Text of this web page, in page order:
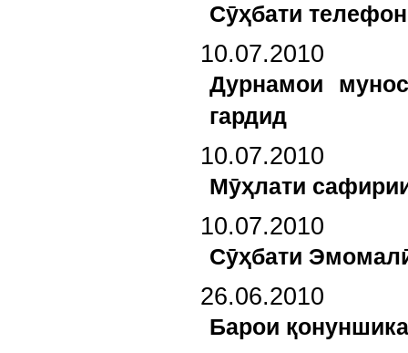
Сӯҳбати
10.07.2010
Дурнамои
гардид
10.07.2010
Мӯҳлати
10.07.2010
Сӯҳбати
26.06.2010
Барои